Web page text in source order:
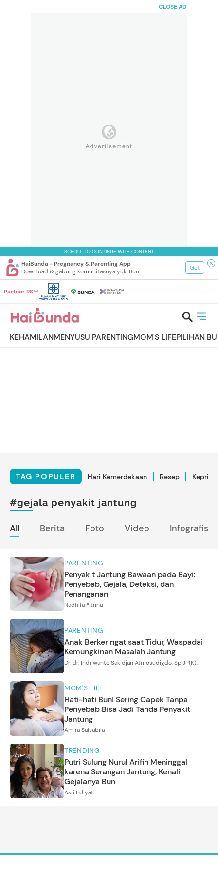
CLOSE AD
SCROLL TO CONTINUE WITH CONTENT
HaiBunda - Pregnancy & Parenting App
Download & gabung komunitasnya yuk, Bun!
Get
Partner RS
KEHAMILANMENYUSUIPARENTINGMOM'S LIFEPILIHAN
TAG POPULER Hari Kemerdekaan Resep
#gejala penyakit jantung
All Berita Foto Video Infografis
PARENTING
Penyakit Jantung Bawaan pada Bayi:
Penyebab, Gejala, Deteksi, dan
Penanganan
Nadhifa Fitrina
PARENTING
Anak Berkeringat saat Tidur, Waspadai
Kemungkinan Masalah Jantung
Dr. dr. Indriwanto Sakidjan Atmosudigdo, Sp.JP(K).
MOM'S LIFE
Hati-hati Bun! Sering Capek Tanpa
Penyebab Bisa Jadi Tanda Penyakit
Jantung
Amira Salsabila
TRENDING
Putri Sulung Nurul Arifin Meninggal
karena Serangan Jantung, Kenali
Gejalanya Bun
Asri Ediyati